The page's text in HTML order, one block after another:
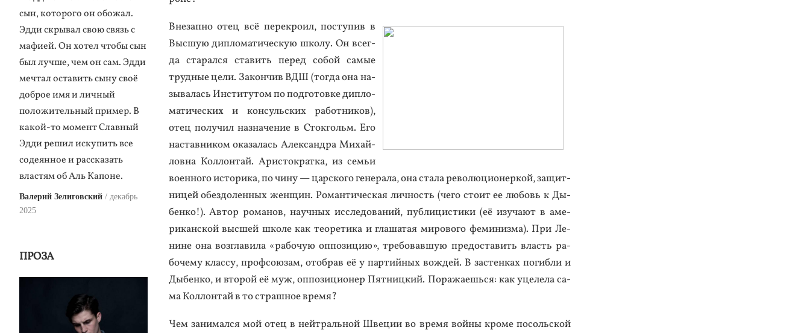
Вне­зап­но отец всё пе­рек­ро­ил, пос­ту­пив в
Выс­шую дип­ло­мати­чес­кую шко­лу. Он всег­
да ста­рал­ся ста­вить пе­ред со­бой са­мые
труд­ные це­ли. За­кон­чив ВДШ (тог­да она на­
зыва­лась Ин­сти­тутом по под­го­тов­ке дип­ло­
мати­чес­ких и кон­суль­ских ра­бот­ни­ков),
отец по­лучил наз­на­чение в Сток­гольм. Его
нас­тавни­ком ока­залась Алек­сан­дра Ми­хай­
лов­на Кол­лонтай. Арис­тократ­ка, из семьи
во­ен­но­го ис­то­рика, по чи­ну — цар­ско­го ге­нера­ла, она ста­ла ре­волю­ци­онер­кой, за­щит­
ни­цей обез­до­лен­ных жен­щин. Ро­ман­ти­чес­кая лич­ность (че­го сто­ит ее лю­бовь к Ды­
бен­ко!). Ав­тор ро­манов, на­уч­ных ис­сле­дова­ний, пуб­ли­цис­ти­ки (её изу­ча­ют в аме­
рикан­ской выс­шей шко­ле как те­оре­тика и гла­шатая ми­рово­го фе­миниз­ма). При Ле­
нине она воз­гла­вила «ра­бочую оп­по­зицию», тре­бовав­шую пре­дос­та­вить власть ра­
боче­му клас­су, проф­со­юзам, отоб­рав её у пар­тий­ных вож­дей. В зас­тенках по­гиб­ли и
Ды­бен­ко, и вто­рой её муж, оп­по­зици­онер Пят­ницкий. По­ража­ешь­ся: как уце­лела са­
ма Кол­лонтай в то страш­ное вре­мя?
Чем за­нимал­ся мой отец в ней­траль­ной Шве­ции во вре­мя вой­ны кро­ме по­соль­ской
сын, которого он обожал.
Эдди скрывал свою связь с
мафией. Он хотел чтобы сын
был лучше, чем он сам. Эдди
мечтал оставить сыну своё
доброе имя и личный
положительный пример. В
какой-то момент Славный
Эдди решил искупить все
содеянное и рассказать
властям об Аль Капоне.
Валерий Зелиговский
декабрь
2025
ПРОЗА